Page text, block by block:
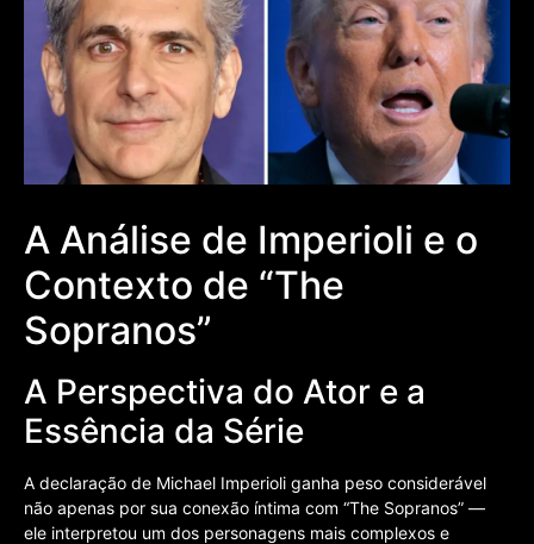
A Análise de Imperioli e o
Contexto de “The
Sopranos”
A Perspectiva do Ator e a
Essência da Série
A declaração de Michael Imperioli ganha peso considerável
não apenas por sua conexão íntima com “The Sopranos” —
ele interpretou um dos personagens mais complexos e